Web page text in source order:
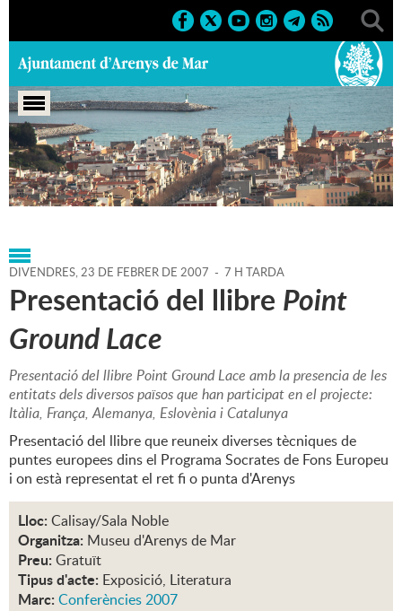
Portada > Agenda > 23-02-
2007 > Marcs > Culturals > 2007 > Conferències 2007
DIVENDRES,23 DE FEBRER DE 2007 - 7 H TARDA
Presentació del llibre Point
Ground Lace
Presentació del llibre Point Ground Lace amb la presencia de les
entitats dels diversos països que han participat en el projecte:
Itàlia, França, Alemanya, Eslovènia i Catalunya
Presentació del llibre que reuneix diverses tècniques de
puntes europees dins el Programa Socrates de Fons Europeu
i on està representat el ret fi o punta d'Arenys
Lloc: Calisay/Sala Noble
Organitza: Museu d'Arenys de Mar
Preu: Gratuït
Tipus d'acte: Exposició, Literatura
Marc: Conferències 2007